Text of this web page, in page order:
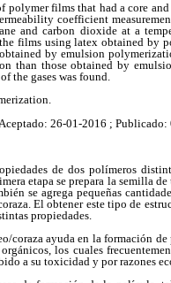
films that had a core
coefficient
and carbon dioxide at a
films using latex obtained by
by emulsion
than those obtained by
the gases was found.
26-01-2016 ; Publicado:
de dos polímeros
etapa se prepara la semilla
se agrega pequeñas
El obtener este tipo de
propiedades.
coraza ayuda en la formación
los cuales
a su toxicidad y por razones